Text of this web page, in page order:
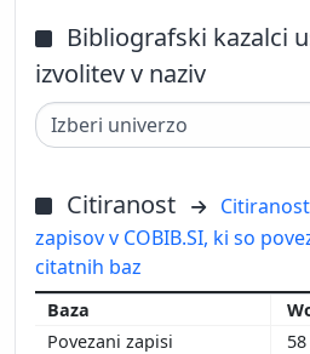
Bibliografski kazalci
izvolitev v naziv
Citiranost
zapisov v COBIB.SI, ki so
citatnih baz
58